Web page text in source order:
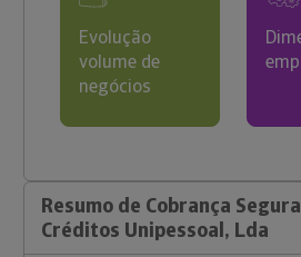
Evolução
volume de
negócios
Resumo de Cobrança
Créditos Unipessoal, Lda